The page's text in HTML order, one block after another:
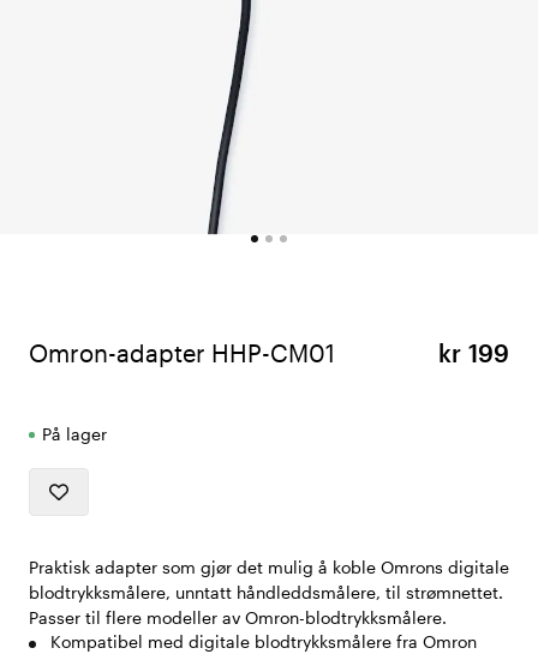
Omron-adapter HHP-CM01 kr 199
På lager
Praktisk adapter som gjør det mulig å koble Omrons digitale
blodtrykksmålere, unntatt håndleddsmålere, til strømnettet.
Passer til flere modeller av Omron-blodtrykksmålere.
Kompatibel med digitale blodtrykksmålere fra Omron